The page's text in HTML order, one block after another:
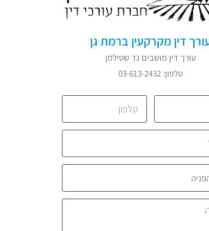
דין מקרקעין ברמת גן
עורך דין מושבים גד שטילמן
טלפון: 03-613-2432